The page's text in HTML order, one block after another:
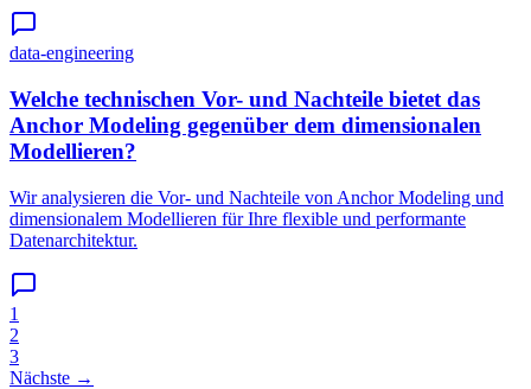
data-engineering
Welche technischen Vor- und Nachteile bietet das
Anchor Modeling gegenüber dem dimensionalen
Modellieren?
Wir analysieren die Vor- und Nachteile von Anchor Modeling und
dimensionalem Modellieren für Ihre flexible und performante
Datenarchitektur.
1
2
3
Nächste →